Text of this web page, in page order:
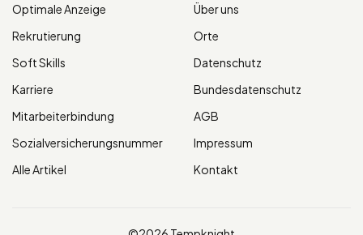
Optimale Anzeige
Rekrutierung
Soft Skills
Karriere
Mitarbeiterbindung
Sozialversicherungsnummer
Alle Artikel
Über uns
Orte
Datenschutz
Bundesdatenschutz
AGB
Impressum
Kontakt